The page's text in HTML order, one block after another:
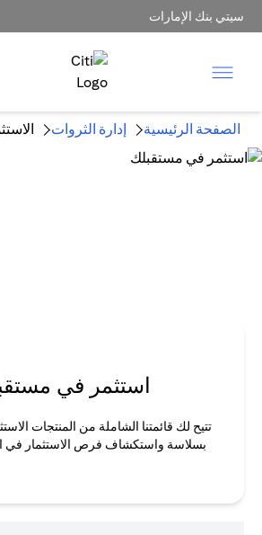
سيتي بنك الإمارات
الصفحة الرئيسية إدارة الثروات
استثمر في
تتيح لك قائمتنا الشاملة من المنتجات
بسلاسة واستكشاف فرص الاستثمار في